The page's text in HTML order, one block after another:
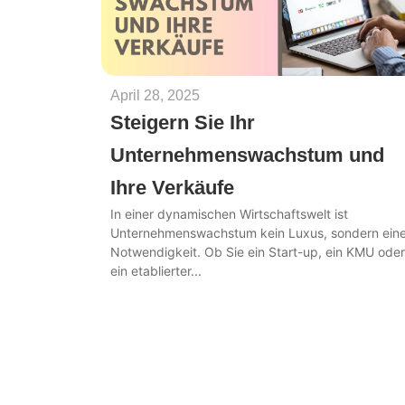
April 28, 2025
Steigern Sie Ihr
Unternehmenswachstum und
Ihre Verkäufe
In einer dynamischen Wirtschaftswelt ist
Unternehmenswachstum kein Luxus, sondern
Notwendigkeit. Ob Sie ein Start-up, ein KMU oder
ein etablierter...